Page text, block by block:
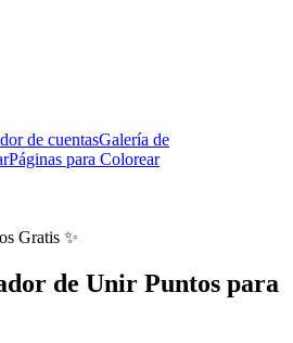
de cuentasGalería de
Páginas para Colorear
Gratis ✨
de Unir Puntos para